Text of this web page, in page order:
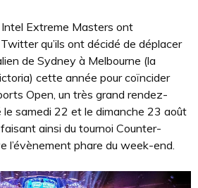
Extreme Masters ont
qu’ils ont décidé de déplacer
de Sydney à Melbourne (la
cette année pour coïncider
Open, un très grand rendez-
samedi 22 et le dimanche 23 août
ainsi du tournoi Counter-
l’évènement phare du week-end.